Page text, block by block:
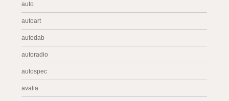
auto
autoart
autodab
autoradio
autospec
avalia